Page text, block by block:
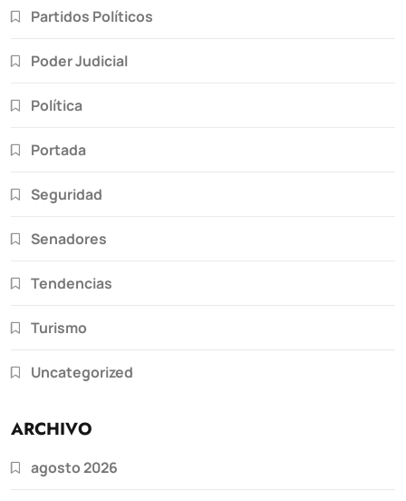
Partidos Políticos
Poder Judicial
Política
Portada
Seguridad
Senadores
Tendencias
Turismo
Uncategorized
ARCHIVO
agosto 2026